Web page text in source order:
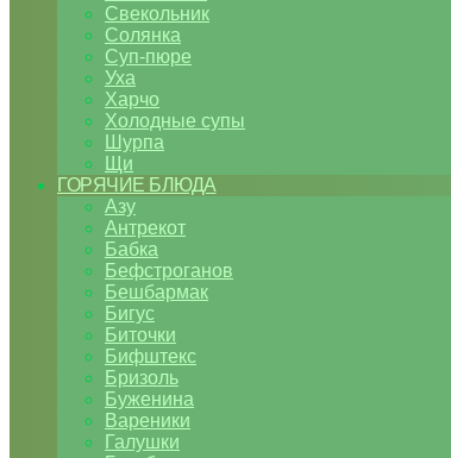
Свекольник
Солянка
Суп-пюре
Уха
Харчо
Холодные супы
Шурпа
Щи
ГОРЯЧИЕ БЛЮДА
Азу
Антрекот
Бабка
Бефстроганов
Бешбармак
Бигус
Биточки
Бифштекс
Бризоль
Буженина
Вареники
Галушки